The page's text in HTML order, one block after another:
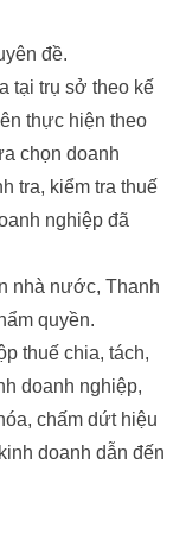
đề.
tại trụ sở theo kế
thực hiện theo
chọn doanh
tra, kiểm tra thuế
nghiệp đã
nhà nước, Thanh
quyền.
thuế chia, tách,
doanh nghiệp,
chấm dứt hiệu
doanh dẫn đến